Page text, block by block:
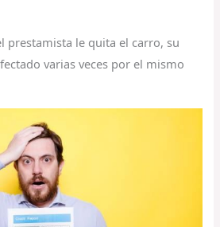
prestamista le quita el carro, su
varias veces por el mismo